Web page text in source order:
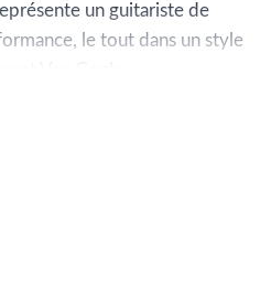
€42.99un guitariste de
le tout dans un style
vives qui créent un effet de
plan.
pour les amateurs de
vintage en général.